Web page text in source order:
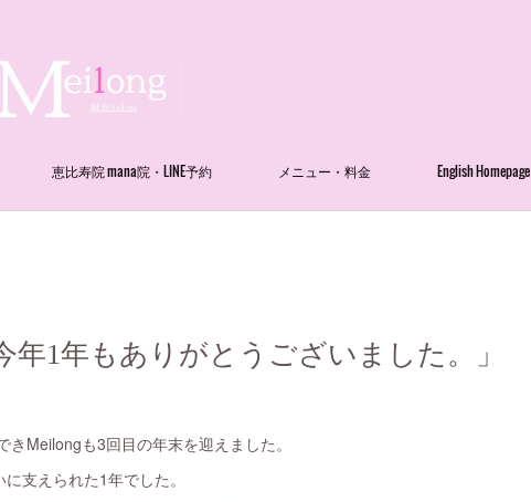
恵比寿院 mana院・LINE予約 メニュー・料金 English Homepage
年1年もありがとうございました。」
Meilongも3回目の年末を迎えました。
支えられた1年でした。